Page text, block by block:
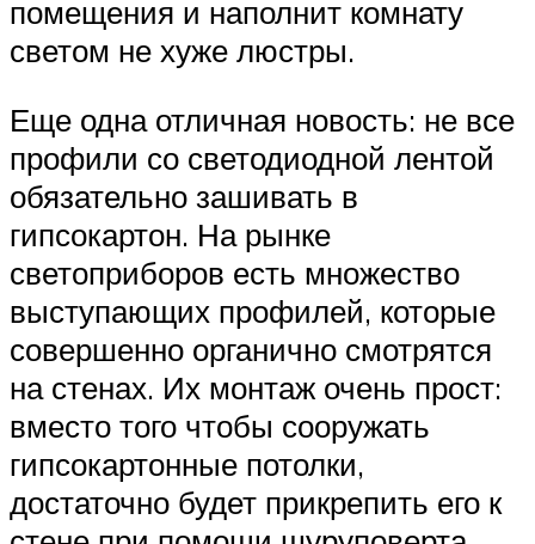
помещения и наполнит комнату
светом не хуже люстры.
Еще одна отличная новость: не все
профили со светодиодной лентой
обязательно зашивать в
гипсокартон. На рынке
светоприборов есть множество
выступающих профилей, которые
совершенно органично смотрятся
на стенах. Их монтаж очень прост:
вместо того чтобы сооружать
гипсокартонные потолки,
достаточно будет прикрепить его к